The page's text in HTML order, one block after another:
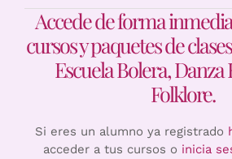
Accede de forma
cursos y paquetes de
Escuela Bolera, Danza
Folklore.
Si eres un alumno ya registrado
acceder a tus cursos o inicia